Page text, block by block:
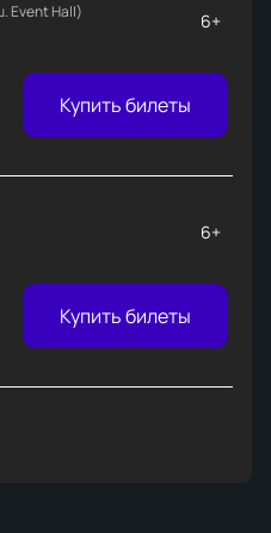
Event Hall) 6+
Купить билеты
6+
Купить билеты